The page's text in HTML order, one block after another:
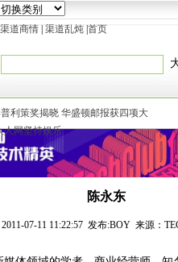
渠道商情 渠道乱炖 首页
普利策奖揭晓 华盛顿邮报获四项大
人网坚持娱乐
陈永东
2011-07-11 11:22:57 发布:BOY 来源：